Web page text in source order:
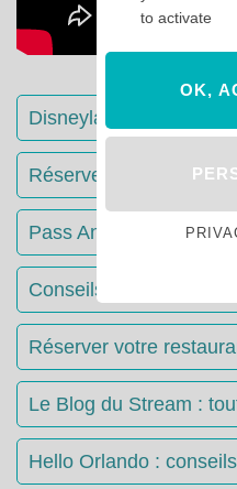
Disneyland Paris : Le
Réserver votre séjour
Pass Annuels Disney :
Conseils & Astuces
Réserver votre
Le Blog du Stream :
Hello Orlando :
to activate
OK,